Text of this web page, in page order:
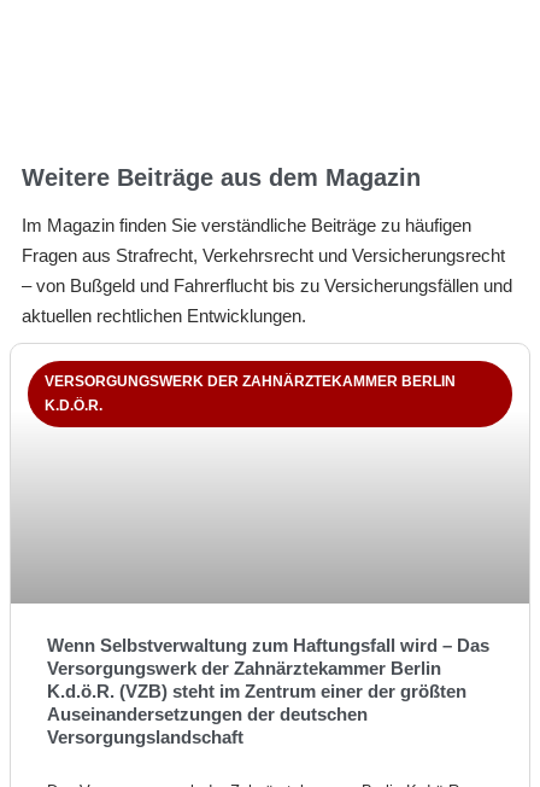
Weitere Beiträge aus dem Magazin
Im Magazin finden Sie verständliche Beiträge zu häufigen
Fragen aus Strafrecht, Verkehrsrecht und Versicherungsrecht
– von Bußgeld und Fahrerflucht bis zu Versicherungsfällen und
aktuellen rechtlichen Entwicklungen.
VERSORGUNGSWERK DER ZAHNÄRZTEKAMMER BERLIN
K.D.Ö.R.
Wenn Selbstverwaltung zum Haftungsfall wird – Das
Versorgungswerk der Zahnärztekammer Berlin
K.d.ö.R. (VZB) steht im Zentrum einer der größten
Auseinandersetzungen der deutschen
Versorgungslandschaft